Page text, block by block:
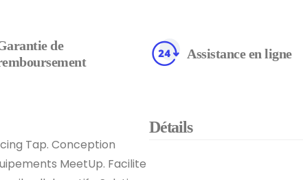
de
Assistance en ligne
Tap. Conception
MeetUp. Facilite
Détails